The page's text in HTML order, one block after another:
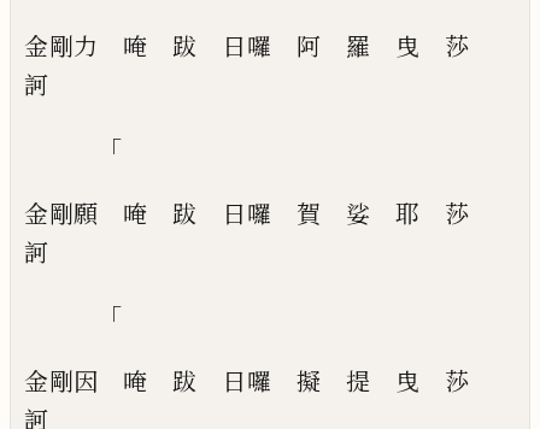
金剛力 唵 跋 日囉 阿 羅 曳
莎
訶
「
金剛願 唵 跋 日囉 賀 娑 耶
莎
訶
「
金剛因 唵 跋 日囉 擬 提 曳
莎
訶